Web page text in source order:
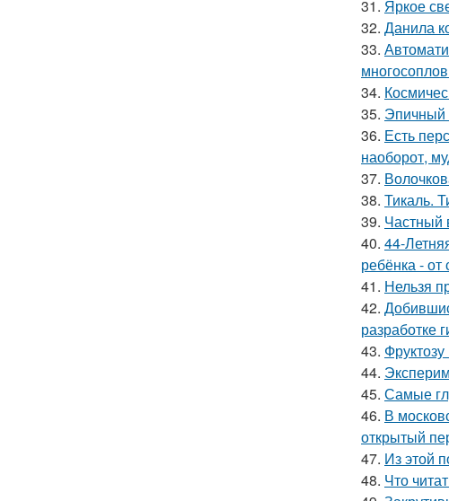
31. Яркое
32. Данила
33.
34.
35. Эпичный
36. Есть
наоборот,
37.
38. Тикаль.
39. Частный
40. 44-
ребёнка - от
41. Нельзя
42.
разработке
43.
44.
45. Самые
46. В
открытый
47. Из этой
48. Что